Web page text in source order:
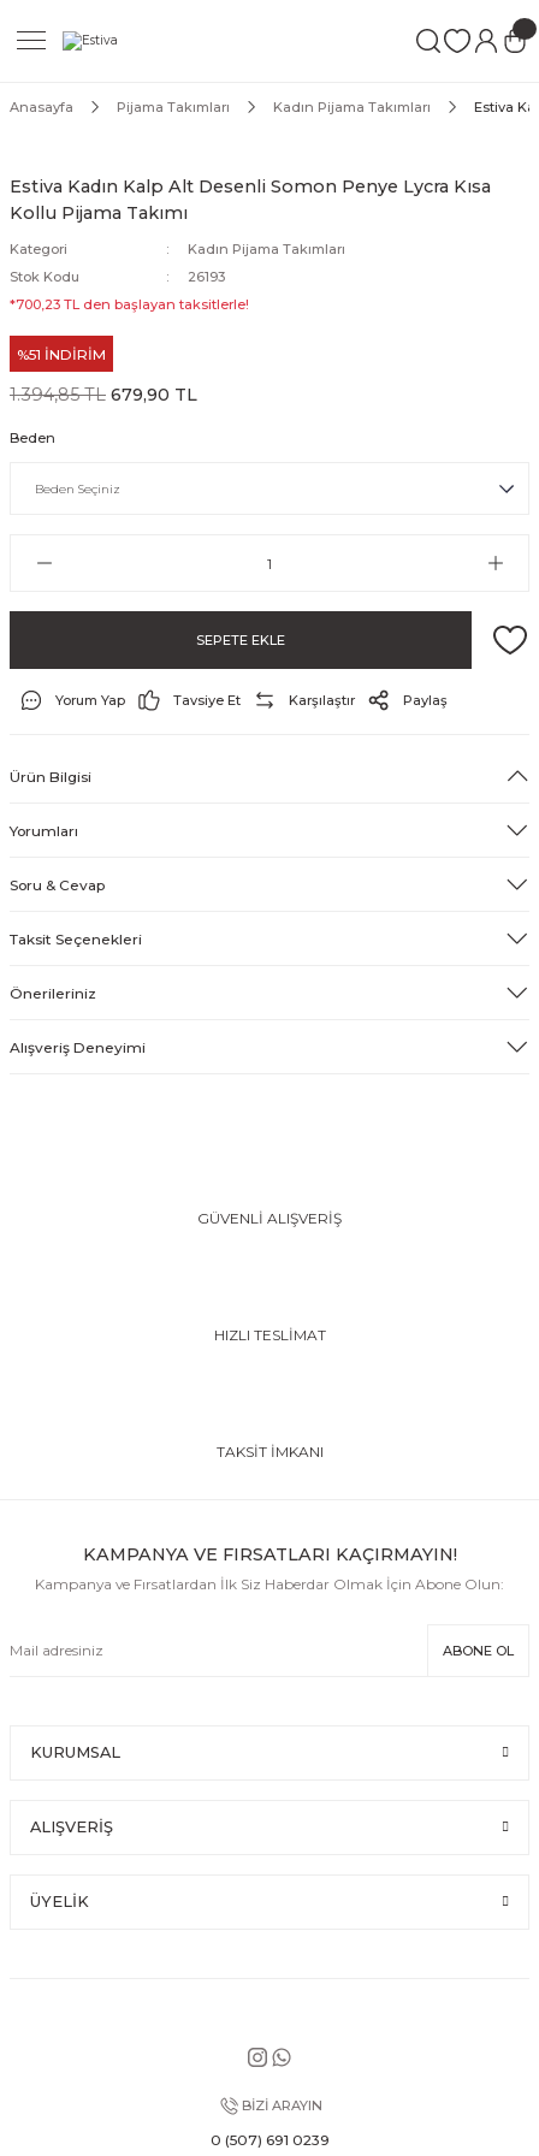
Mayo
Anasayfa Pijama Takımları Kadın Pijama Takımları Estiva
Estiva Kadın Kalp Alt Desenli Somon Penye Lycra Kısa
Kollu Pijama Takımı
Kategori
Kadın Pijama Takımları
Stok Kodu
26193
*700,23 TL den başlayan taksitlerle!
%51 İNDİRİM
1.394,85 TL 679,90 TL
Beden
SEPETE EKLE
Yorum Yap Tavsiye Et Karşılaştır Paylaş
Ürün Bilgisi
Yorumları
Soru & Cevap
Taksit Seçenekleri
Önerileriniz
Alışveriş Deneyimi
GÜVENLİ ALIŞVERİŞ
HIZLI TESLİMAT
TAKSİT İMKANI
KAMPANYA VE FIRSATLARI KAÇIRMAYIN!
Kampanya ve Fırsatlardan İlk Siz Haberdar Olmak İçin Abone Olun:
ABONE OL
KURUMSAL
ALIŞVERİŞ
ÜYELİK
BİZİ ARAYIN
0 (507) 691 0239